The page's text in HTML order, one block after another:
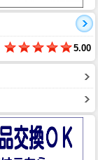
5.00